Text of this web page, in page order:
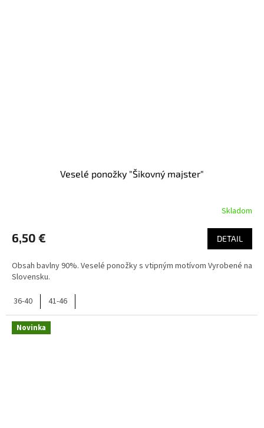
Veselé ponožky "Šikovný majster"
Skladom
6,50 € DETAIL
Obsah bavlny 90%. Veselé ponožky s vtipným motívom Vyrobené na
Slovensku.
36-40 41-46
Novinka